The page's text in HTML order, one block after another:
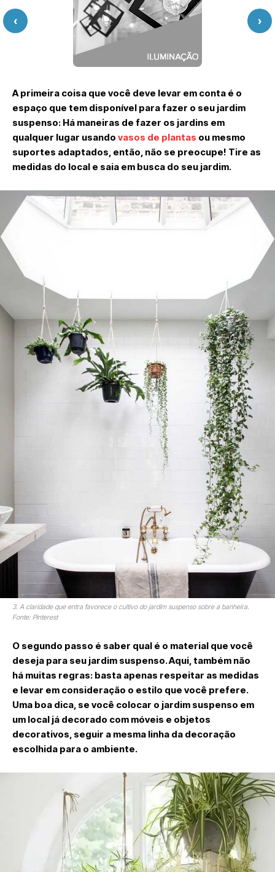
‹ ›
A primeira coisa que você deve levar em conta é o
espaço que tem disponível para fazer o seu jardim
suspenso: Há maneiras de fazer os jardins em
qualquer lugar usando vasos de plantas ou mesmo
suportes adaptados, então, não se preocupe! Tire as
medidas do local e saia em busca do seu jardim.
3. A claridade que entra favorece o cultivo do jardim suspenso sobre a banheira.
Fonte: Pinterest
O segundo passo é saber qual é o material que você
deseja para seu jardim suspenso. Aqui, também não
há muitas regras: basta apenas respeitar as medidas
e levar em consideração o estilo que você prefere.
Uma boa dica, se você colocar o jardim suspenso em
um local já decorado com móveis e objetos
decorativos, seguir a mesma linha da decoração
escolhida para o ambiente.